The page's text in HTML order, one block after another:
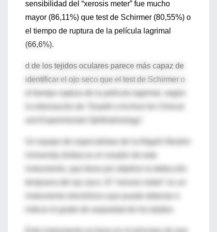
sensibilidad del “xerosis meter” fue mucho
mayor (86,11%) que test de Schirmer (80,55%) o
el tiempo de ruptura de la película lagrimal
(66,6%).
d de los tejidos oculares parece más capaz de
identificar el ojo seco que el test de Schirmer o
el tiempo ruptura de la película lagrimal, según
and Experimental Ophthalmology”.
Un equipo de especialistas de la Aligarh Muslim
indicar el grado de sequedad de los tejidos.